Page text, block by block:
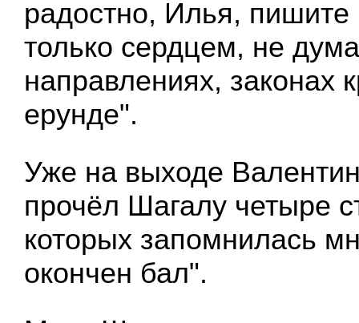
радостно, Илья,
только сердцем, не
направлениях, законах
ерунде".
Уже на выходе
прочёл Шагалу четыре
которых запомнилась
окончен бал".